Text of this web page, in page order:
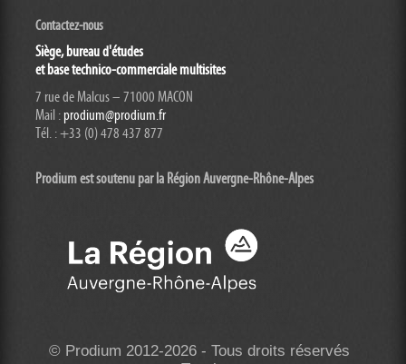
Contactez-nous
Siège, bureau d'études
et base technico-commerciale multisites
7 rue de Malcus – 71000 MACON
Mail :prodium@prodium.fr
Tél. : +33 (0) 478 437 877
Prodium est soutenu par la Région Auvergne-Rhône-Alpes
© Prodium 2012-2026 - Tous droits réservés